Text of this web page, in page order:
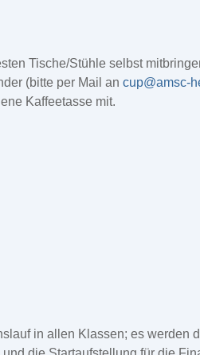
Tische/Stühle selbst
(bitte per Mail an cup@amsc-
Kaffeetasse mit.
in allen Klassen; es werden